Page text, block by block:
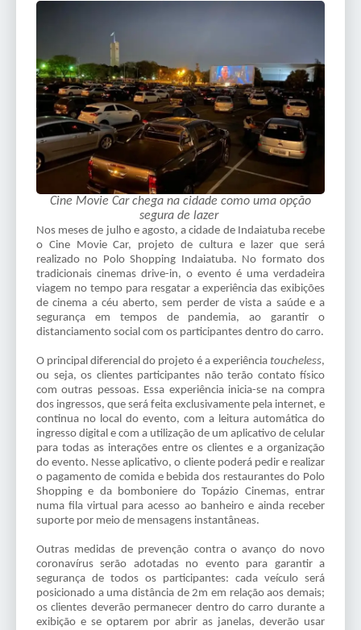
Cine Movie Car chega na cidade como uma opção
segura de lazer
Nos meses de julho e agosto, a cidade de Indaiatuba recebe
o Cine Movie Car, projeto de cultura e lazer que será
realizado no Polo Shopping Indaiatuba. No formato dos
tradicionais cinemas drive-in, o evento é uma verdadeira
viagem no tempo para resgatar a experiência das exibições
de cinema a céu aberto, sem perder de vista a saúde e a
segurança em tempos de pandemia, ao garantir o
distanciamento social com os participantes dentro do carro.
O principal diferencial do projeto é a experiência toucheless,
ou seja, os clientes participantes não terão contato físico
com outras pessoas. Essa experiência inicia-se na compra
dos ingressos, que será feita exclusivamente pela internet, e
continua no local do evento, com a leitura automática do
ingresso digital e com a utilização de um aplicativo de celular
para todas as interações entre os clientes e a organização
do evento. Nesse aplicativo, o cliente poderá pedir e realizar
o pagamento de comida e bebida dos restaurantes do Polo
Shopping e da bomboniere do Topázio Cinemas, entrar
numa fila virtual para acesso ao banheiro e ainda receber
suporte por meio de mensagens instantâneas.
Outras medidas de prevenção contra o avanço do novo
coronavírus serão adotadas no evento para garantir a
segurança de todos os participantes: cada veículo será
posicionado a uma distância de 2m em relação aos demais;
os clientes deverão permanecer dentro do carro durante a
exibição e se optarem por abrir as janelas, deverão usar